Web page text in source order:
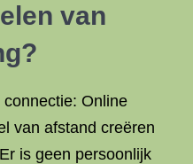
van
Online
van afstand creëren
is geen persoonlijk